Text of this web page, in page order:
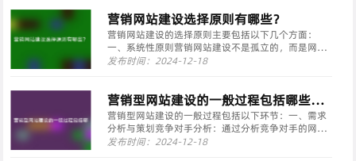
···
营销网站建设选择原则有哪些？
营销网站建设的选择原则主要包括以下几个方面：
一、系统性原则营销网站建设不是孤立的，而是网络
营销策略的基本组成部分。因此，在网站策划和建设
深入了解，以及···
发布时间：2024-12-18
营销型网站建设的一般过程包括哪些环
节?
营销型网站建设的一般过程包括以下环节：一、需求
分析与策划竞争对手分析：通过分析竞争对手的网
站，确定营销目标及目标用户争夺范围，使营销过程
发布时间：2024-12-18